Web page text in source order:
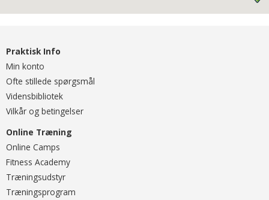
Praktisk Info
Min konto
Ofte stillede spørgsmål
Vidensbibliotek
Vilkår og betingelser
Online Træning
Online Camps
Fitness Academy
Træningsudstyr
Træningsprogram